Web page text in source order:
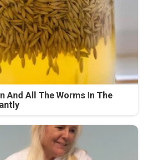
And All The Worms In The